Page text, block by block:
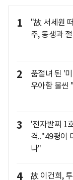
1
"故 서세원
주, 동생과
2
품절녀 된 '
우아함 물씬
3
'전자발찌 1
격.."49평이
나"
4
故 이건희,